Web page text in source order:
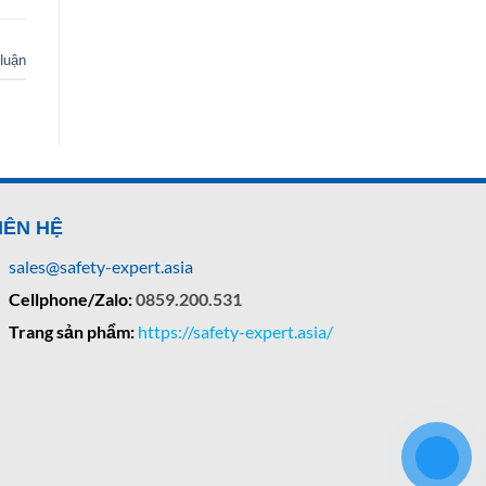
HỆ
sales@safety-expert.asia
Cellphone/Zalo:0859.200.531
Trang sản phẩm: https://safety-expert.asia/